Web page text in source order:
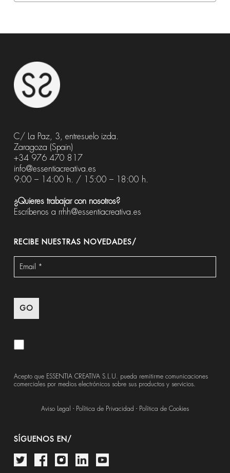
C/ La Paz, 3, entresuelo izda.
Zaragoza (Spain)
+34 976 470 817
info@essentiacreativa.es
9:00 – 14:00 h. / 15:00 – 18:00 h.
¿Quieres trabajar con nosotros?
Escríbenos a rrhh@essentiacreativa.es
RECIBE NUESTRAS NOVEDADES/
Acepto que ESSENTIA CREATIVA S.L.U. pueda remitirme comunicaciones
comerciales por medios electrónicos sobre sus productos y servicios.
Aviso Legal - Política de Privacidad - Política de Cookies
SÍGUENOS EN/